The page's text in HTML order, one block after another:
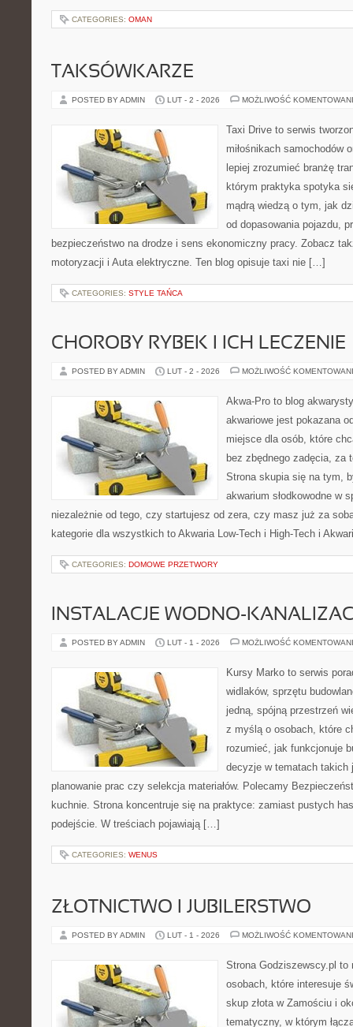
CATEGORIES: OMAN
TAKSÓWKARZE
POSTED BY ADMIN LUT - 2 - 2026 MOŻLIWOŚĆ
Taxi Drive to serwis
miłośnikach samochodów
lepiej zrozumieć branżę
którym praktyka spotyka
mądrą wiedzą o tym, jak
od dopasowania pojazdu,
bezpieczeństwo na drodze i sens ekonomiczny pracy. Zobacz
motoryzacji i Auta elektryczne. Ten blog opisuje taxi nie […]
CATEGORIES: STYLE TAŃCA
CHOROBY RYBEK I ICH LECZENIE
POSTED BY ADMIN LUT - 2 - 2026 MOŻLIWOŚĆ
Akwa-Pro to blog
akwariowe jest pokazana
miejsce dla osób, które
bez zbędnego zadęcia, za
Strona skupia się na tym,
akwarium słodkowodne w
niezależnie od tego, czy startujesz od zera, czy masz już za
kategorie dla wszystkich to Akwaria Low-Tech i High-Tech i
CATEGORIES: DOMOWE PRZETWORY
INSTALACJE WODNO-
POSTED BY ADMIN LUT - 1 - 2026 MOŻLIWOŚĆ
Kursy Marko to serwis
widlaków, sprzętu
jedną, spójną przestrzeń
z myślą o osobach, które
rozumieć, jak funkcjonuje
decyzje w tematach takich
planowanie prac czy selekcja materiałów. Polecamy
kuchnie. Strona koncentruje się na praktyce: zamiast pustych
podejście. W treściach pojawiają […]
CATEGORIES: WENUS
ZŁOTNICTWO I JUBILERSTWO
POSTED BY ADMIN LUT - 1 - 2026 MOŻLIWOŚĆ
Strona Godziszewscy.pl
osobach, które interesuje
skup złota w Zamościu i
tematyczny, w którym